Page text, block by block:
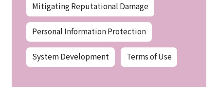
Mitigating Reputational Damage
Personal Information Protection
System Development Terms of Use